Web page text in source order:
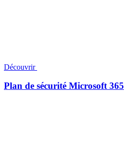
Découvrir
Plan de sécurité Microsoft 365